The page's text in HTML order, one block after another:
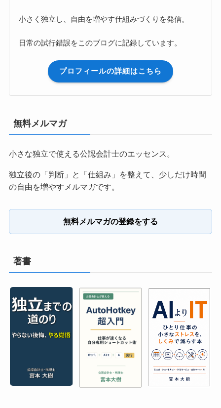
小さく独立し、自由を増やす仕組みづくりを発信。
日常の試行錯誤をこのブログに記録しています。
プロフィールの詳細はこちら
無料メルマガ
小さな独立で使える公認会計士のエッセンス。
独立後の「判断」と「仕組み」を整えて、少しだけ時間
の自由を増やすメルマガです。
無料メルマガの登録をする
著書